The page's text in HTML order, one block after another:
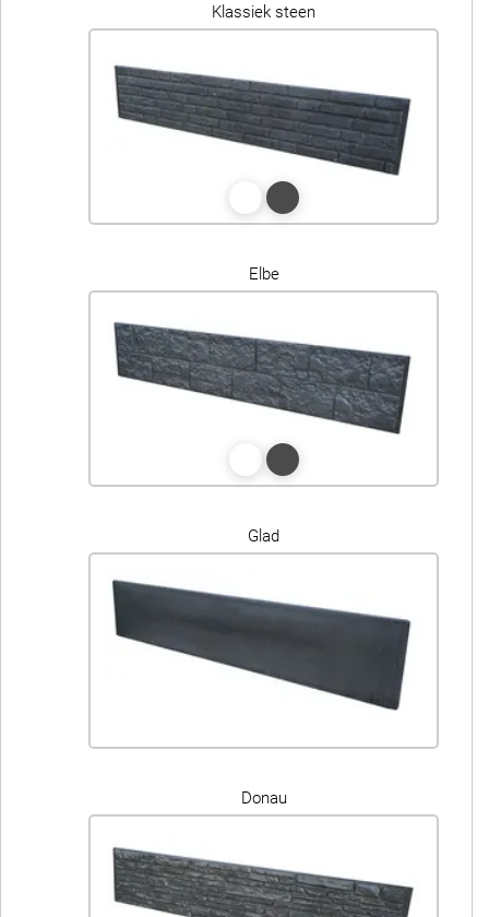
Klassiek steen
Elbe
Glad
Donau